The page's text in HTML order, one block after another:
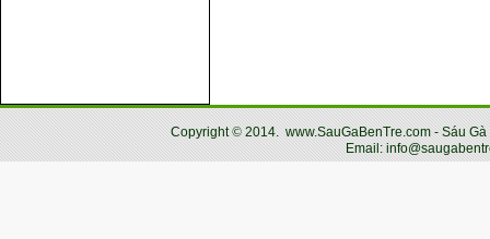
Copyright© 2014. www.SauGaBenTre.com - Sáu
Email: